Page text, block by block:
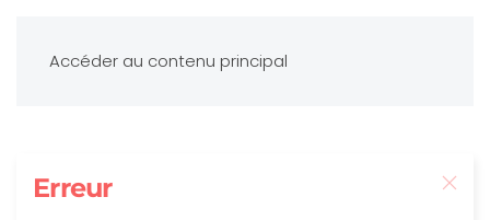
Accéder au contenu principal
Erreur